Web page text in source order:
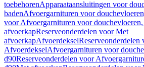
toebehorenApparaataansluitingen voor
badenAfvoergarnituren voor
voor Afvoergarnituren voor douchevloeren,
afvoerkapReserveonderdelen voor Met
afvoerkapAfvoerdekselReserveonderdelen
AfvoerdekselAfvoergarnituren voor
d90Reserveonderdelen voor